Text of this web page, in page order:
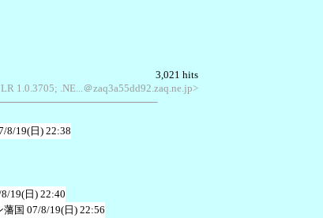
3,021 hits
1.0.3705; .NE...＠zaq3a55dd92.zaq.ne.jp>
8/19(日) 22:38
19(日) 22:40
藩国 07/8/19(日) 22:56